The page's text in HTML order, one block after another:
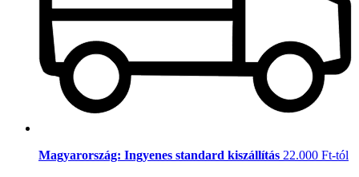
Magyarország: Ingyenes standard kiszállítás 22.000 Ft-tól